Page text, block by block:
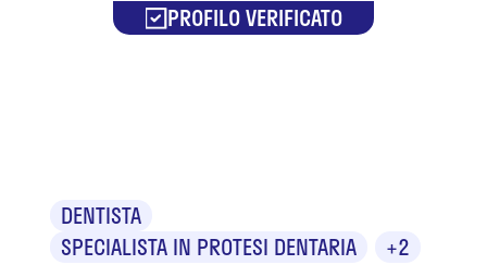
PROFILO VERIFICATO
DENTISTA
SPECIALISTA IN PROTESI DENTARIA
+2